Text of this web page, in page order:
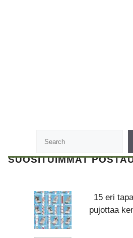
SUOSITUIMMAT
15 eri
pujottaa